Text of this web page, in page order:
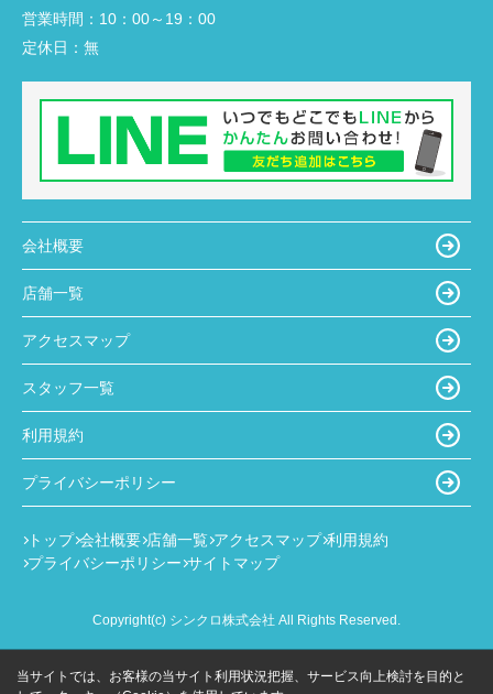
営業時間： 10：00～19：00
定休日： 無
会社概要
店舗一覧
アクセスマップ
スタッフ一覧
利用規約
プライバシーポリシー
トップ 会社概要 店舗一覧 アクセスマップ 利用規約
プライバシーポリシー サイトマップ
Copyright(c) シンクロ株式会社 All Rights Reserved.
当サイトでは、お客様の当サイト利用状況把握、サービス向上検討を目的と